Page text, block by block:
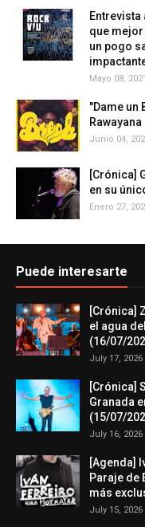
Entrevista
que
un pogo
Mayo 08, 2021
"Dame un
Rawayana
Junio 04,
[Crónica]
en su
Enero 27,
Puede interesarte
[Crónica]
el agua
(16/07/
July 17, 2026
[Crónica]
Granada
(15/07/
July 16, 2026
[Agenda]
Paraje de
más
July 15, 2026